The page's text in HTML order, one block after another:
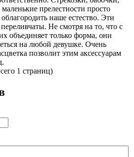
прелестности просто
наше естество. Эти
Не смотря на то, что с
объединяет только форма, они
на любой девушке. Очень
позволит этим аксессуарам
1 страниц)